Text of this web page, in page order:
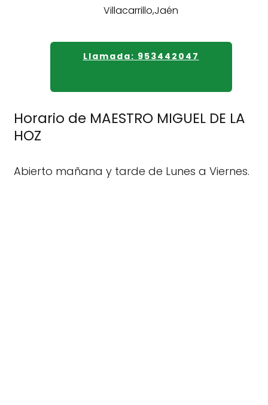
Llamada: 953442047
Horario de MAESTRO MIGUEL DE LA
HOZ
Abierto mañana y tarde de Lunes a Viernes.